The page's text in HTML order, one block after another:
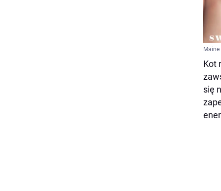
Kot
się